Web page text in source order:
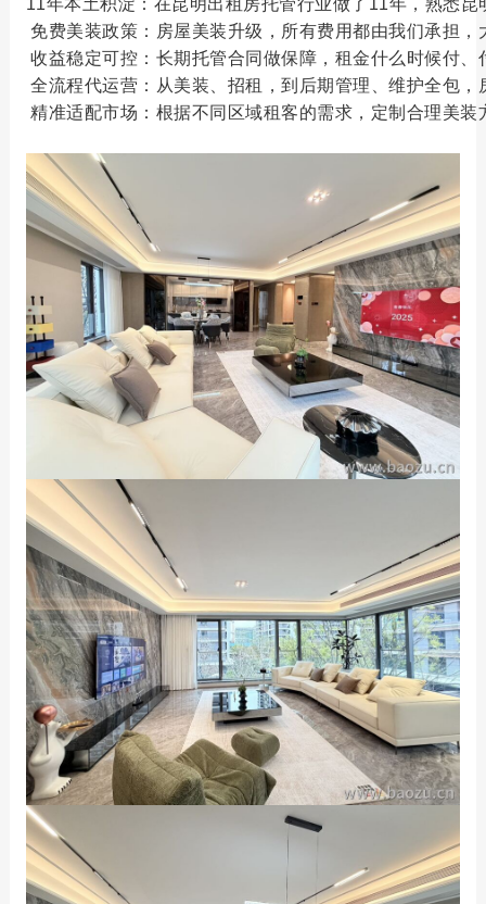
11年本土积淀：在昆明出租房托管行业做了11年，熟悉昆
免费美装政策：房屋美装升级，所有费用都由我们承担
收益稳定可控：长期托管合同 做保障，租金什么时候付
全流程代运营：从美装、招租，到后期管理、维护全包
精准适配市场：根据不同区域租客的需求，定制合理美